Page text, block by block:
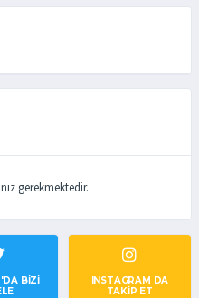
gerekmektedir.
BIZI
INSTAGRAM DA
TAKİP ET